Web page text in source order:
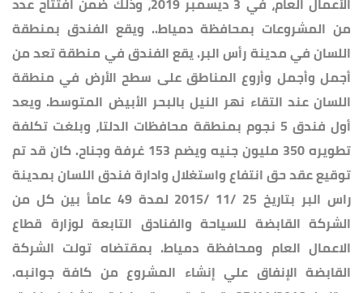
من المشروعات بمحافظة دمياط.. ويقع الفندق بمنطقة
اللسان في مدينة رأس البر. يقع الفندق في منطقة تعد من
أجمل وأجمل وأروع المناطق على سطح الأرض في منطقة
اللسان عند التقاء نهر النيل بالبحر الأبيض المتوسط. ويعد
أول فندق 5 نجوم بمنطقة محافظات الدلتا، وبلغت تكلفة
تطويره 350 مليون جنيه ويضم 153 غرفة وجناح. كان قد تم
توقيع عقد حق انتفاع واستغلال وادارة فندق اللسان بمدينة
راس البر بتاريخ 25 /11 /2015 لمدة 49 عامأ بين كل من
الشركة القابضة للسياحة والفنادق التابعة لوزارة قطاع
الاعمال العام ومحافظة دمياط. بمقتضاه تولت الشركة
القابضة الإنفاق علي إنشاء المشروع من كافة جوانبه.